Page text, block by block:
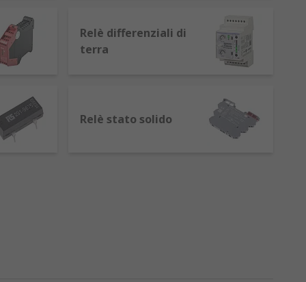
che diventa un magnete quando
dei contatti, determinando la
Relè differenziali di
terra
Relè stato solido